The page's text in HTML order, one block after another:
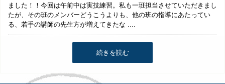
ました！！今回は午前中は実技練習。私も一班担当させていただきまし
たが、その班のメンバーどうこうよりも、他の班の指導にあたってい
る、若手の講師の先生方が増えてきたな ....
続きを読む